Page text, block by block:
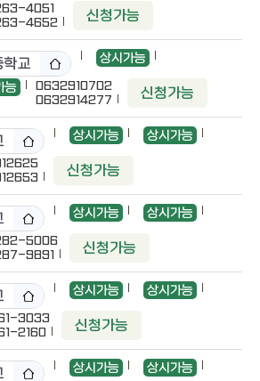
4051
4652
신청가능
학교 상시가능
능
0632910702
0632914277
신청가능
상시가능 상시가능
신청가능
상시가능 상시가능
5006
9891
신청가능
상시가능 상시가능
3033
2160
신청가능
상시가능 상시가능